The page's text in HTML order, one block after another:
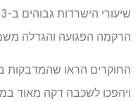
הרקמה הפגועה והגדלה
החוקרים הראו שהמדבקות
ויהפכו לשכבה דקה מאוד